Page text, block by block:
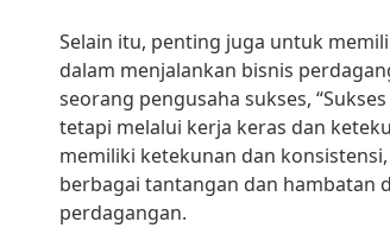
Selain itu, penting juga untuk
dalam menjalankan bisnis
seorang pengusaha sukses,
tetapi melalui kerja keras dan
memiliki ketekunan dan
berbagai tantangan dan hambatan
perdagangan.